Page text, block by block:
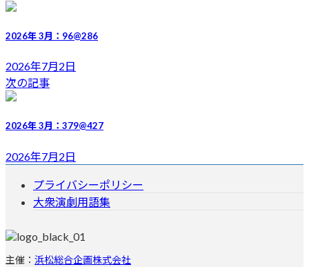
日
2026年 3月：96@286
2026年7月2日
次の記事
2026年 3月：379@427
2026年7月2日
プライバシーポリシー
大衆演劇用語集
主催： 浜松総合企画株式会社